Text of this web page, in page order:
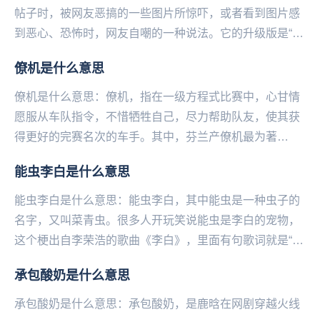
帖子时，被网友恶搞的一些图片所惊吓，或者看到图片感
到恶心、恐怖时，网友自嘲的一种说法。它的升级版是“硬
僚机是什么意思
僚机是什么意思：僚机，指在一级方程式比赛中，心甘情
愿服从车队指令，不惜牺牲自己，尽力帮助队友，使其获
得更好的完赛名次的车手。其中，芬兰产僚机最为著
能虫李白是什么意思
能虫李白是什么意思：能虫李白，其中能虫是一种虫子的
名字，又叫菜青虫。很多人开玩笑说能虫是李白的宠物，
这个梗出自李荣浩的歌曲《李白》，里面有句歌词就是“要
承包酸奶是什么意思
承包酸奶是什么意思：承包酸奶，是鹿晗在网剧穿越火线